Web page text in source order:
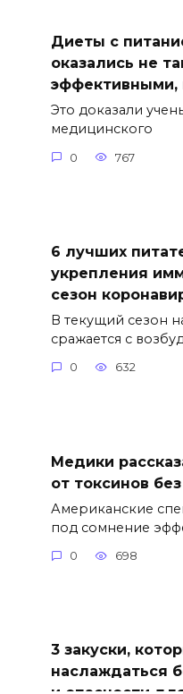
Диеты с
оказались не
эффективными,
Это доказали
медицинского
0 767
6 лучших
укрепления
сезон
В текущий сезон
сражается с
0 632
Медики
от токсинов
Американские
под сомнение
0 698
3 закуски,
наслаждаться